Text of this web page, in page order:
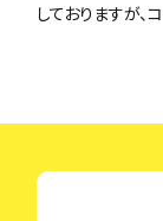
しておりますが